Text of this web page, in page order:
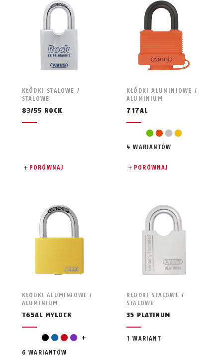
KŁÓDKI STALOWE /
STALOWE
83/55 ROCK
PORÓWNAJ
KŁÓDKI ALUMINIOWE /
ALUMINIUM
717AL
zielony
pomarańczowy
srebrny
żółty
4 WARIANTÓW
PORÓWNAJ
KŁÓDKI ALUMINIOWE /
ALUMINIUM
T65AL MYLOCK
czarny
niebieski
czerwony
fiolet
biały +
6 WARIANTÓW
KŁÓDKI STALOWE /
STALOWE
35 PLATINUM
1 WARIANT